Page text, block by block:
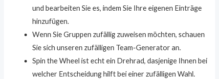
und bearbeiten Sie es, indem Sie Ihre eigenen Einträge
hinzufügen.
Wenn Sie Gruppen zufällig zuweisen möchten, schauen
Sie sich unseren zufälligen Team-Generator an.
Spin the Wheel ist echt ein Drehrad, dasjenige Ihnen bei
welcher Entscheidung hilft bei einer zufälligen Wahl.